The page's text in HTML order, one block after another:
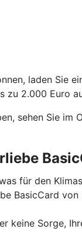
laden Sie
zu 2.000 Euro
sehen Sie
für den
BasicCard
keine Sorge,